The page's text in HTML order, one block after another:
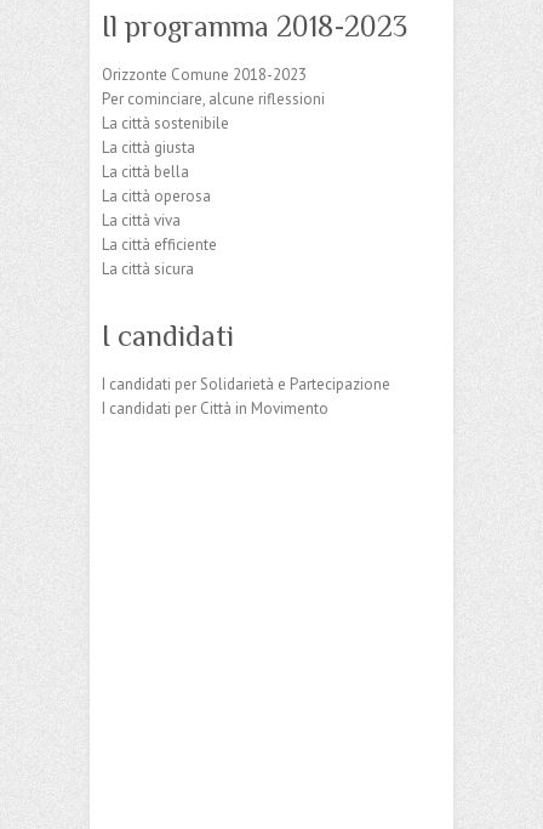
Il programma 2018-2023
Orizzonte Comune 2018-2023
Per cominciare, alcune riflessioni
La città sostenibile
La città giusta
La città bella
La città operosa
La città viva
La città efficiente
La città sicura
I candidati
I candidati per Solidarietà e Partecipazione
I candidati per Città in Movimento